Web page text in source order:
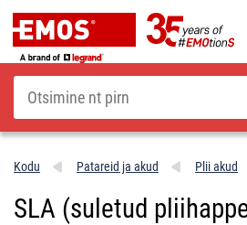
Otsi
Kodu Patareid ja akud Plii akud
SLA (suletud